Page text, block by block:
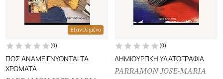
Εξαντλημένο
(0)
ΠΩΣ ΑΝΑΜΕΙΓΝΥΟΝΤΑΙ ΤΑ
ΧΡΩΜΑΤΑ
(0)
ΔΗΜΙΟΥΡΓΙΚΗ ΥΔΑΤΟΓΡΑΦΙΑ
PARRAMON JOSE-MARIA